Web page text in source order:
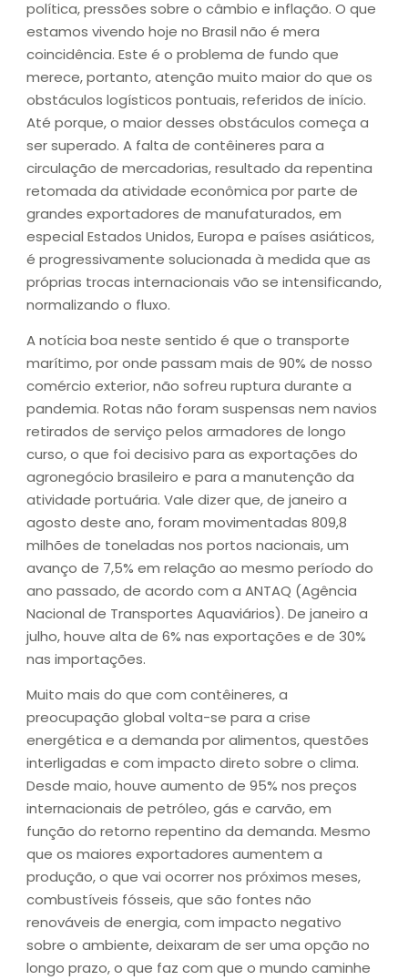
política, pressões sobre o câmbio e inflação. O que
estamos vivendo hoje no Brasil não é mera
coincidência. Este é o problema de fundo que
merece, portanto, atenção muito maior do que os
obstáculos logísticos pontuais, referidos de início.
Até porque, o maior desses obstáculos começa a
ser superado. A falta de contêineres para a
circulação de mercadorias, resultado da repentina
retomada da atividade econômica por parte de
grandes exportadores de manufaturados, em
especial Estados Unidos, Europa e países asiáticos,
é progressivamente solucionada à medida que as
próprias trocas internacionais vão se intensificando,
normalizando o fluxo.
A notícia boa neste sentido é que o transporte
marítimo, por onde passam mais de 90% de nosso
comércio exterior, não sofreu ruptura durante a
pandemia. Rotas não foram suspensas nem navios
retirados de serviço pelos armadores de longo
curso, o que foi decisivo para as exportações do
agronegócio brasileiro e para a manutenção da
atividade portuária. Vale dizer que, de janeiro a
agosto deste ano, foram movimentadas 809,8
milhões de toneladas nos portos nacionais, um
avanço de 7,5% em relação ao mesmo período do
ano passado, de acordo com a ANTAQ (Agência
Nacional de Transportes Aquaviários). De janeiro a
julho, houve alta de 6% nas exportações e de 30%
nas importações.
Muito mais do que com contêineres, a
preocupação global volta-se para a crise
energética e a demanda por alimentos, questões
interligadas e com impacto direto sobre o clima.
Desde maio, houve aumento de 95% nos preços
internacionais de petróleo, gás e carvão, em
função do retorno repentino da demanda. Mesmo
que os maiores exportadores aumentem a
produção, o que vai ocorrer nos próximos meses,
combustíveis fósseis, que são fontes não
renováveis de energia, com impacto negativo
sobre o ambiente, deixaram de ser uma opção no
longo prazo, o que faz com que o mundo caminhe